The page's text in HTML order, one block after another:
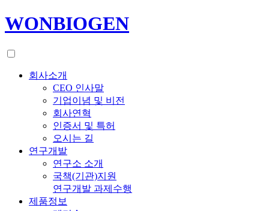
WONBIOGEN
회사소개
CEO 인사말
기업이념 및 비전
회사연혁
인증서 및 특허
오시는 길
연구개발
연구소 소개
국책(기관)지원
연구개발 과제수행
제품정보